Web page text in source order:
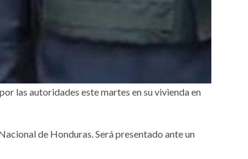
las autoridades este martes en su vivienda en
de Honduras. Será presentado ante un